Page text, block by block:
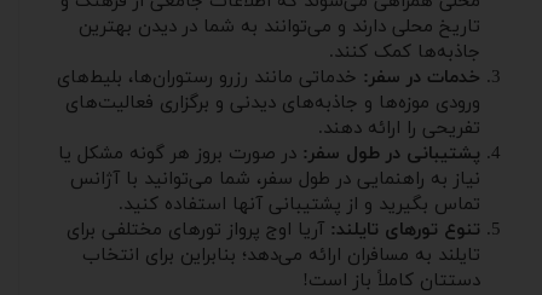
تاریخ محلی دارند و می‌توانند به شما در دیدن بهترین
جاذبه‌ها کمک کنند.
خدمات در سفر: خدماتی مانند رزرو رستوران‌ها، بلیط‌های
ورودی موزه‌ها و جاذبه‌های دیدنی و برگزاری فعالیت‌های
تفریحی را ارائه دهند.
پشتیبانی در طول سفر: در صورت بروز هر گونه مشکل یا
نیاز به راهنمایی در طول سفر، شما می‌توانید با آژانس
تماس بگیرید و از پشتیبانی آنها استفاده کنید.
تنوع تورهای تایلند: آریا اوج پرواز تورهای مختلفی برای
تایلند به مسافران ارائه می‌دهد؛ بنابراین برای انتخاب
دستتان کاملاً باز است!